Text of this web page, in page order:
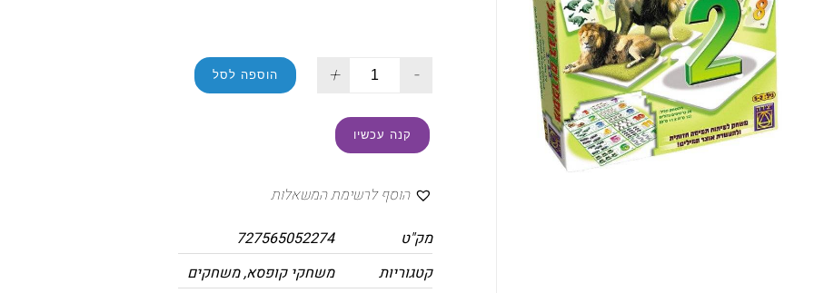
-
+ הוספה לסל
קנה עכשיו
הוסף לרשימת המשאלות
מק"ט
727565052274
קטגוריות
משחקי קופסא,משחקים